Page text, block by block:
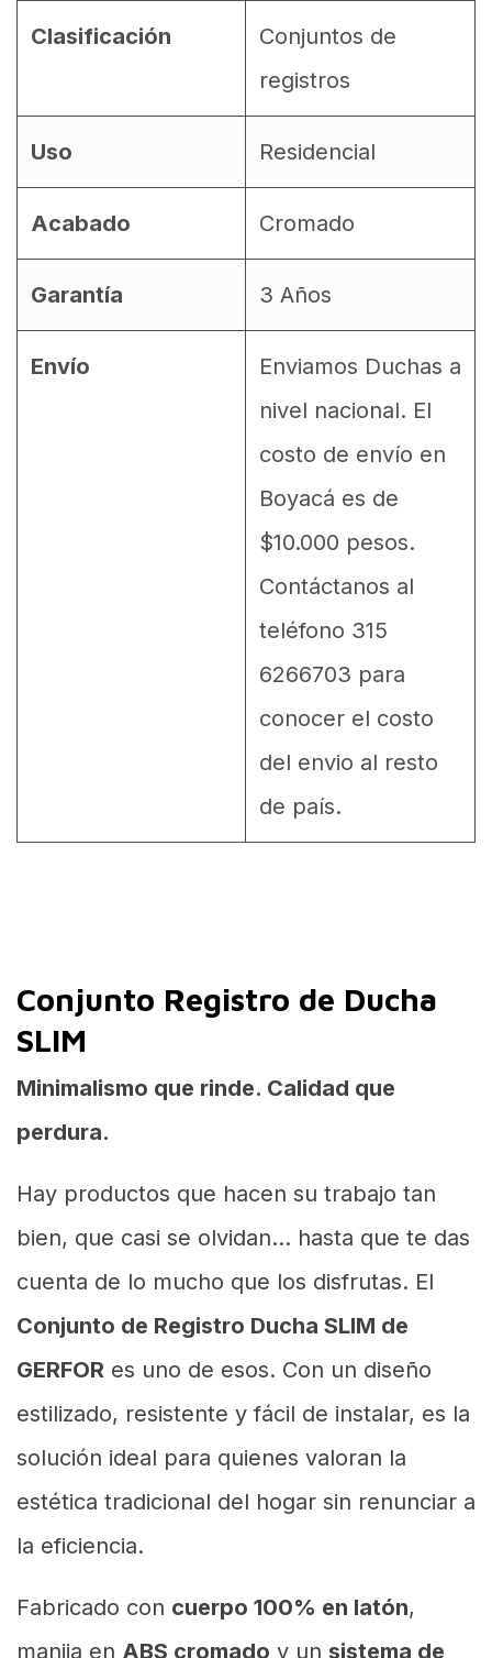
Clasificación
Conjuntos de
registros
Uso Residencial
Acabado Cromado
Garantía 3 Años
Envío
Enviamos Duchas a
nivel nacional. El
costo de envío en
Boyacá es de
$10.000 pesos.
Contáctanos al
teléfono 315
6266703 para
conocer el costo
del envio al resto
de país.
Conjunto Registro de Ducha
SLIM
Minimalismo que rinde. Calidad que
perdura.
Hay productos que hacen su trabajo tan
bien, que casi se olvidan… hasta que te das
cuenta de lo mucho que los disfrutas. El
Conjunto de Registro Ducha SLIM de
GERFOR es uno de esos. Con un diseño
estilizado, resistente y fácil de instalar, es la
solución ideal para quienes valoran la
estética tradicional del hogar sin renunciar a
la eficiencia.
Fabricado con cuerpo 100% en latón,
manija en ABS cromado y un sistema de